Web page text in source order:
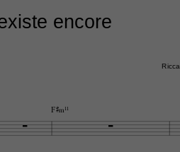
encore

F©‹11
